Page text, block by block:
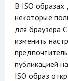
В ISO образах
некоторые
для браузера
изменить
публикацией
ISO образ